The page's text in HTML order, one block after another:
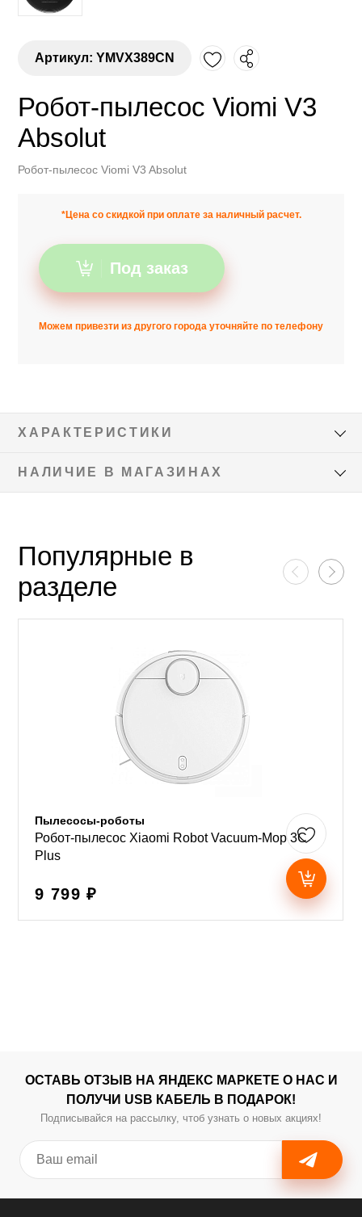
Артикул: YMVX389CN
Робот-пылесос Viomi V3
Absolut
Робот-пылесос Viomi V3 Absolut
*Цена со скидкой при оплате за наличный расчет.
Под заказ
Можем привезти из другого города уточняйте по телефону
ХАРАКТЕРИСТИКИ
НАЛИЧИЕ В МАГАЗИНАХ
Популярные в
разделе
Пылесосы-роботы
Робот-пылесос Xiaomi Robot Vacuum-Mop 3C
Plus
9 799 ₽
ОСТАВЬ ОТЗЫВ НА ЯНДЕКС МАРКЕТЕ О НАС И
ПОЛУЧИ USB КАБЕЛЬ В ПОДАРОК!
Подписывайся на рассылку, чтоб узнать о новых акциях!